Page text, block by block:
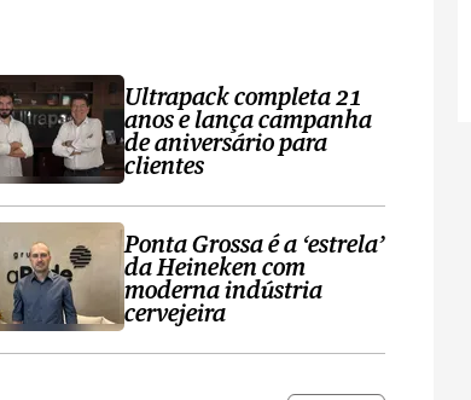
Ultrapack completa 21
anos e lança campanha
de aniversário para
clientes
Ponta Grossa é a ‘estrela’
da Heineken com
moderna indústria
cervejeira